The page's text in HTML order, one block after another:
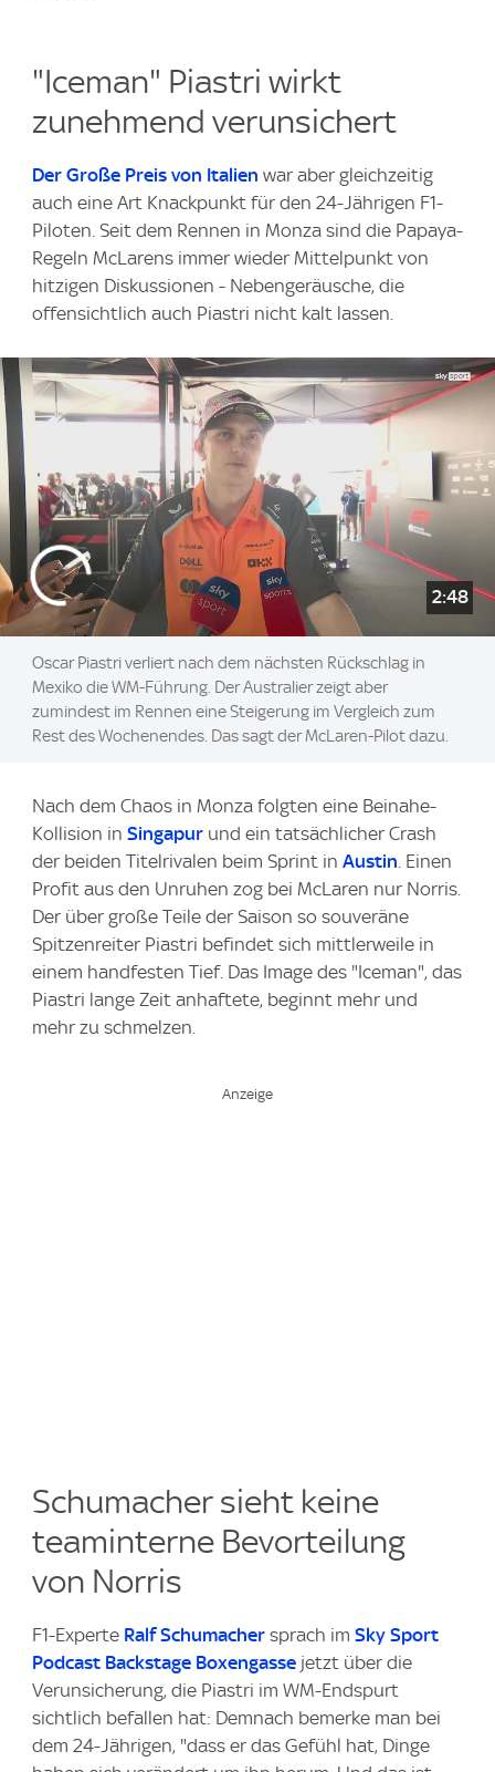
"Iceman" Piastri wirkt
zunehmend verunsichert
Der Große Preis von Italien war aber gleichzeitig
auch eine Art Knackpunkt für den 24-Jährigen F1-
Piloten. Seit dem Rennen in Monza sind die Papaya-
Regeln McLarens immer wieder Mittelpunkt von
hitzigen Diskussionen - Nebengeräusche, die
offensichtlich auch Piastri nicht kalt lassen.
2:48
Oscar Piastri verliert nach dem nächsten Rückschlag in
Mexiko die WM-Führung. Der Australier zeigt aber
zumindest im Rennen eine Steigerung im Vergleich zum
Rest des Wochenendes. Das sagt der McLaren-Pilot dazu.
Nach dem Chaos in Monza folgten eine Beinahe-
Kollision in Singapur und ein tatsächlicher Crash
der beiden Titelrivalen beim Sprint in Austin. Einen
Profit aus den Unruhen zog bei McLaren nur Norris.
Der über große Teile der Saison so souveräne
Spitzenreiter Piastri befindet sich mittlerweile in
einem handfesten Tief. Das Image des "Iceman", das
Piastri lange Zeit anhaftete, beginnt mehr und
mehr zu schmelzen.
Schumacher sieht keine
teaminterne Bevorteilung
von Norris
F1-Experte Ralf Schumacher sprach im Sky Sport
Podcast Backstage Boxengasse jetzt über die
Verunsicherung, die Piastri im WM-Endspurt
sichtlich befallen hat: Demnach bemerke man bei
dem 24-Jährigen, "dass er das Gefühl hat, Dinge